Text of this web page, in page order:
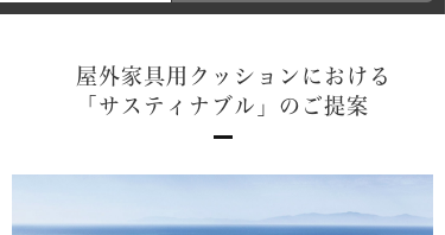
屋外家具用クッションにおける
「サスティナブル」のご提案